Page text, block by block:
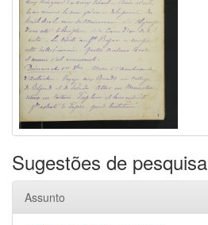
Sugestões de pesquisa
Assunto